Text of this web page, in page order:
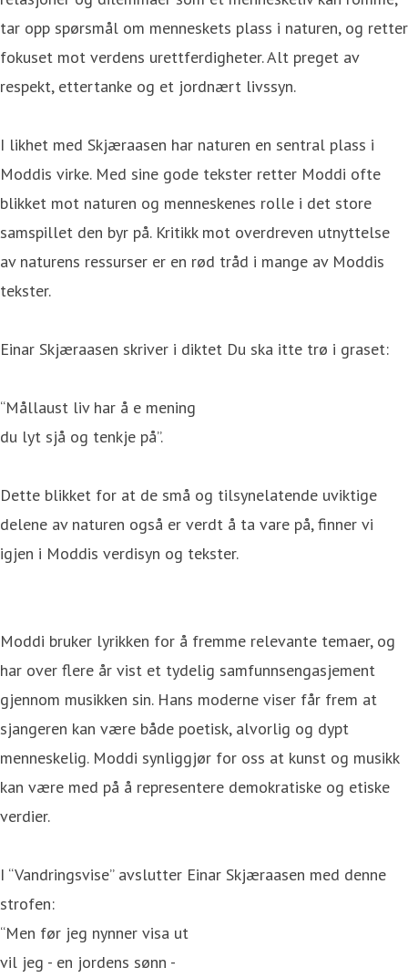
tar opp spørsmål om menneskets plass i naturen, og retter
fokuset mot verdens urettferdigheter. Alt preget av
respekt, ettertanke og et jordnært livssyn.
I likhet med Skjæraasen har naturen en sentral plass i
Moddis virke. Med sine gode tekster retter Moddi ofte
blikket mot naturen og menneskenes rolle i det store
samspillet den byr på. Kritikk mot overdreven utnyttelse
av naturens ressurser er en rød tråd i mange av Moddis
tekster.
Einar Skjæraasen skriver i diktet Du ska itte trø i graset:
“Mållaust liv har å e mening
du lyt sjå og tenkje på”.
Dette blikket for at de små og tilsynelatende uviktige
delene av naturen også er verdt å ta vare på, finner vi
igjen i Moddis verdisyn og tekster.
Moddi bruker lyrikken for å fremme relevante temaer, og
har over flere år vist et tydelig samfunnsengasjement
gjennom musikken sin. Hans moderne viser får frem at
sjangeren kan være både poetisk, alvorlig og dypt
menneskelig. Moddi synliggjør for oss at kunst og musikk
kan være med på å representere demokratiske og etiske
verdier.
I “Vandringsvise” avslutter Einar Skjæraasen med denne
strofen:
“Men før jeg nynner visa ut
vil jeg - en jordens sønn -